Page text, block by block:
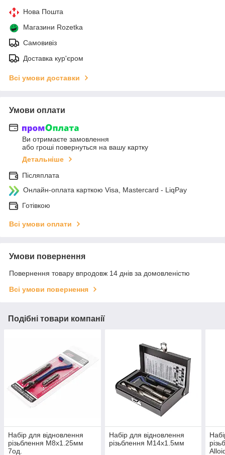
Нова Пошта
Магазини Rozetka
Самовивіз
Доставка кур'єром
Всі умови доставки
Умови оплати
Ви отримаєте замовлення
або гроші повернуться на вашу картку
Детальніше
Післяплата
Онлайн-оплата карткою Visa, Mastercard - LiqPay
Готівкою
Всі умови оплати
Умови повернення
Повернення товару впродовж 14 днів за домовленістю
Всі умови повернення
Подібні товари компанії
Набір для відновлення
різьблення М8х1.25мм
7од.
Набір для відновлення
різьблення М14х1.5мм